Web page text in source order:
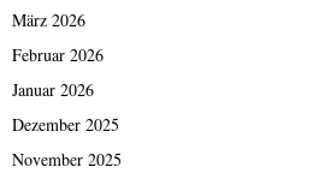
März 2026
Februar 2026
Januar 2026
Dezember 2025
November 2025